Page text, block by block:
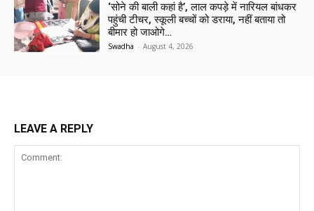
‘सोने की बाली कहां है’, लाल कपड़े में नारियल बांधकर
पहुंची टीचर, स्कूली बच्चों को डराया, नहीं बताया तो
बीमार हो जाओगे…
Swadha - August 4, 2026
LEAVE A REPLY